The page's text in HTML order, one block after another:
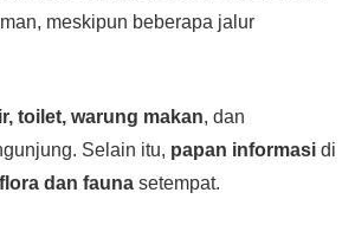
meskipun beberapa jalur
toilet, warung makan, dan
Selain itu, papan informasi di
flora dan fauna setempat.